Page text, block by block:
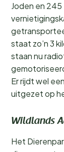
Joden en
staat zo’n 3
staan nu
Er rijdt wel
uitgezet op
Wildlands
Het